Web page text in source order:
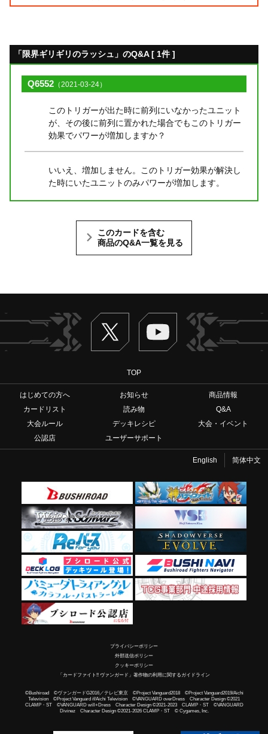
「限界ギリギリのラッシュ」のQ&A [ 1件 ]
Q6552 （2021-03-24）
このトリガーが出た時に前列にいなかったユニット
が、その後に前列に置かれた場合でもこのトリガー
効果でパワーが増加しますか？
いいえ、増加しません。このトリガー効果が解決し
た時にいたユニットのみパワーが増加します。
このカードを含む
商品のQ&A一覧を見る
Twitter ヴァンガードch
TOP
はじめての方へ お知らせ
商品情報
カードリスト
読み物
Q&A
大会ルール
デッキレシピ
大会・イベント
公認店
ユーザーサポート
English 简体中文
プライバシーポリシー
外部送信ポリシー
クッキーポリシー
「カードファイト!! ヴァンガード」著作物の利用に関するガイドライン
©Bushiroad ©ヴァンガードG2016／テレビ東京 ©Project Vanguard2018 ©Project Vanguard2019/Aichi
Television ©Project Vanguard if/Aichi Television ©VANGUARD overDress Character Design ©2021
CLAMP・ST ©VANGUARD will+Dress Character Design ©2021-2023 CLAMP・ST ©VANGUARD
Divinez Character Design ©2021-2026 CLAMP・ST © Cygames, Inc.